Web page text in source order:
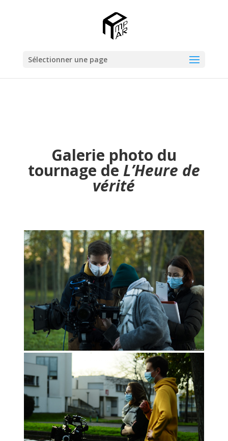
Sélectionner une page
Galerie photo du
tournage de L’Heure de
vérité